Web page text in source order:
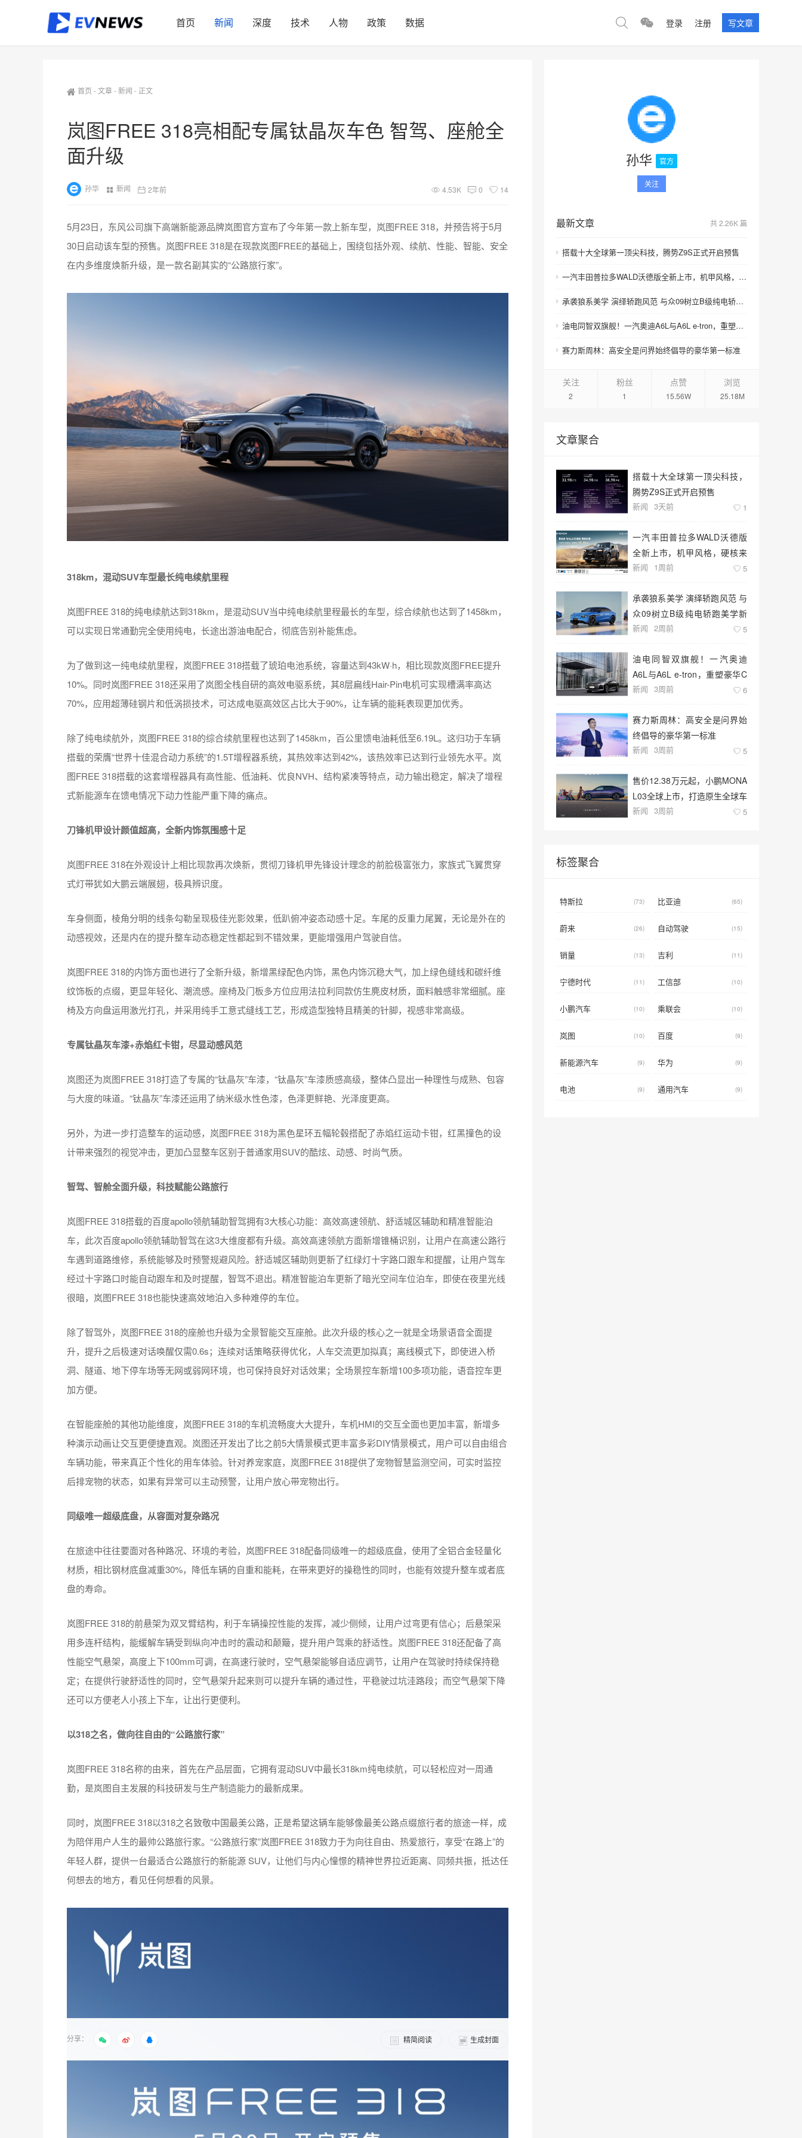
首页 新闻 深度 技术 人物 政策 数据 登录 注册 写文章
首页 -文章-新闻 - 正文
岚图FREE 318亮相配专属钛晶灰车色 智驾、座舱全
面升级
孙华 新闻 2年前 4.53K 0 14
5月23日，东风公司旗下高端新能源品牌岚图官方宣布了今年第一款上新车型，岚图FREE 318，并预告将于5月
30日启动该车型的预售。岚图FREE 318是在现款岚图FREE的基础上，围绕包括外观、续航、性能、智能、安全
在内多维度焕新升级，是一款名副其实的“公路旅行家”。
318km，混动SUV车型最长纯电续航里程
岚图FREE 318的纯电续航达到318km，是混动SUV当中纯电续航里程最长的车型，综合续航也达到了1458km，
可以实现日常通勤完全使用纯电，长途出游油电配合，彻底告别补能焦虑。
为了做到这一纯电续航里程，岚图FREE 318搭载了琥珀电池系统，容量达到43kW·h，相比现款岚图FREE提升
10%。同时岚图FREE 318还采用了岚图全栈自研的高效电驱系统，其8层扁线Hair-Pin电机可实现槽满率高达
70%，应用超薄硅钢片和低涡损技术，可达成电驱高效区占比大于90%，让车辆的能耗表现更加优秀。
除了纯电续航外，岚图FREE 318的综合续航里程也达到了1458km，百公里馈电油耗低至6.19L。这归功于车辆
搭载的荣膺“世界十佳混合动力系统”的1.5T增程器系统，其热效率达到42%，该热效率已达到行业领先水平。岚
图FREE 318搭载的这套增程器具有高性能、低油耗、优良NVH、结构紧凑等特点，动力输出稳定，解决了增程
式新能源车在馈电情况下动力性能严重下降的痛点。
刀锋机甲设计颜值超高，全新内饰氛围感十足
岚图FREE 318在外观设计上相比现款再次焕新，贯彻刀锋机甲先锋设计理念的前脸极富张力，家族式飞翼贯穿
式灯带犹如大鹏云端展翅，极具辨识度。
车身侧面，棱角分明的线条勾勒呈现极佳光影效果，低趴俯冲姿态动感十足。车尾的反重力尾翼，无论是外在的
动感视效，还是内在的提升整车动态稳定性都起到不错效果，更能增强用户驾驶自信。
岚图FREE 318的内饰方面也进行了全新升级，新增黑绿配色内饰，黑色内饰沉稳大气，加上绿色缝线和碳纤维
纹饰板的点缀，更显年轻化、潮流感。座椅及门板多方位应用法拉利同款仿生麂皮材质，面料触感非常细腻。座
椅及方向盘运用激光打孔，并采用纯手工意式缝线工艺，形成造型独特且精美的针脚，视感非常高级。
专属钛晶灰车漆+赤焰红卡钳，尽显动感风范
岚图还为岚图FREE 318打造了专属的“钛晶灰”车漆，“钛晶灰”车漆质感高级，整体凸显出一种理性与成熟、包容
与大度的味道。“钛晶灰”车漆还运用了纳米级水性色漆，色泽更鲜艳、光泽度更高。
另外，为进一步打造整车的运动感，岚图FREE 318为黑色星环五幅轮毂搭配了赤焰红运动卡钳，红黑撞色的设
计带来强烈的视觉冲击，更加凸显整车区别于普通家用SUV的酷炫、动感、时尚气质。
智驾、智舱全面升级，科技赋能公路旅行
岚图FREE 318搭载的百度apollo领航辅助智驾拥有3大核心功能：高效高速领航、舒适城区辅助和精准智能泊
车，此次百度apollo领航辅助智驾在这3大维度都有升级。高效高速领航方面新增锥桶识别，让用户在高速公路行
车遇到道路维修，系统能够及时预警规避风险。舒适城区辅助则更新了红绿灯十字路口跟车和提醒，让用户驾车
经过十字路口时能自动跟车和及时提醒，智驾不退出。精准智能泊车更新了暗光空间车位泊车，即使在夜里光线
很暗，岚图FREE 318也能快速高效地泊入多种难停的车位。
除了智驾外，岚图FREE 318的座舱也升级为全景智能交互座舱。此次升级的核心之一就是全场景语音全面提
升，提升之后极速对话唤醒仅需0.6s；连续对话策略获得优化，人车交流更加拟真；离线模式下，即使进入桥
洞、隧道、地下停车场等无网或弱网环境，也可保持良好对话效果；全场景控车新增100多项功能，语音控车更
加方便。
在智能座舱的其他功能维度，岚图FREE 318的车机流畅度大大提升，车机HMI的交互全面也更加丰富，新增多
种演示动画让交互更便捷直观。岚图还开发出了比之前5大情景模式更丰富多彩DIY情景模式，用户可以自由组合
车辆功能，带来真正个性化的用车体验。针对养宠家庭，岚图FREE 318提供了宠物智慧监测空间，可实时监控
后排宠物的状态，如果有异常可以主动预警，让用户放心带宠物出行。
同级唯一超级底盘，从容面对复杂路况
在旅途中往往要面对各种路况、环境的考验，岚图FREE 318配备同级唯一的超级底盘，使用了全铝合金轻量化
材质，相比钢材底盘减重30%，降低车辆的自重和能耗，在带来更好的操稳性的同时，也能有效提升整车或者底
盘的寿命。
岚图FREE 318的前悬架为双叉臂结构，利于车辆操控性能的发挥，减少侧倾，让用户过弯更有信心；后悬架采
用多连杆结构，能缓解车辆受到纵向冲击时的震动和颠簸，提升用户驾乘的舒适性。岚图FREE 318还配备了高
性能空气悬架，高度上下100mm可调，在高速行驶时，空气悬架能够自适应调节，让用户在驾驶时持续保持稳
定；在提供行驶舒适性的同时，空气悬架升起来则可以提升车辆的通过性，平稳驶过坑洼路段；而空气悬架下降
还可以方便老人小孩上下车，让出行更便利。
以318之名，做向往自由的“公路旅行家”
岚图FREE 318名称的由来，首先在产品层面，它拥有混动SUV中最长318km纯电续航，可以轻松应对一周通
勤，是岚图自主发展的科技研发与生产制造能力的最新成果。
同时，岚图FREE 318以318之名致敬中国最美公路，正是希望这辆车能够像最美公路点缀旅行者的旅途一样，成
为陪伴用户人生的最帅公路旅行家。“公路旅行家”岚图FREE 318致力于为向往自由、热爱旅行，享受“在路上”的
年轻人群，提供一台最适合公路旅行的新能源 SUV，让他们与内心憧憬的精神世界拉近距离、同频共振，抵达任
何想去的地方，看见任何想看的风景。
分享： 生成封面
精简阅读
孙华 官方
关注
最新文章 共 2.26K 篇
搭载十大全球第一顶尖科技，腾势Z9S正式开启预售
一汽丰田普拉多WALD沃德版全新上市，机甲风格，硬核来袭！
承袭狼系美学 演绎轿跑风范 与众09树立B级纯电轿跑美学新标杆
油电同智双旗舰！一汽奥迪A6L与A6L e-tron，重塑豪华C级新标准
赛力斯周林：高安全是问界始终倡导的豪华第一标准
关注
2
粉丝
1
点赞
15.56W
浏览
25.18M
文章聚合
搭载十大全球第一顶尖科技，
腾势Z9S正式开启预售
新闻 3天前 1
一汽丰田普拉多WALD沃德版
全新上市，机甲风格，硬核来
袭！
新闻 1周前 5
承袭狼系美学 演绎轿跑风范 与
众09树立B级纯电轿跑美学新
标杆
新闻 2周前 5
油电同智双旗舰！一汽奥迪
A6L与A6L e-tron，重塑豪华C
级新标准
新闻 3周前 6
赛力斯周林：高安全是问界始
终倡导的豪华第一标准
新闻 3周前 5
售价12.38万元起，小鹏MONA
L03全球上市，打造原生全球车
型新标杆
新闻 3周前 5
标签聚合
特斯拉 (73) 比亚迪 (65)
蔚来 (26) 自动驾驶 (15)
销量 (13) 吉利 (11)
宁德时代 (11) 工信部 (10)
小鹏汽车 (10) 乘联会 (10)
岚图 (10) 百度 (9)
新能源汽车 (9) 华为 (9)
电池 (9) 通用汽车 (9)